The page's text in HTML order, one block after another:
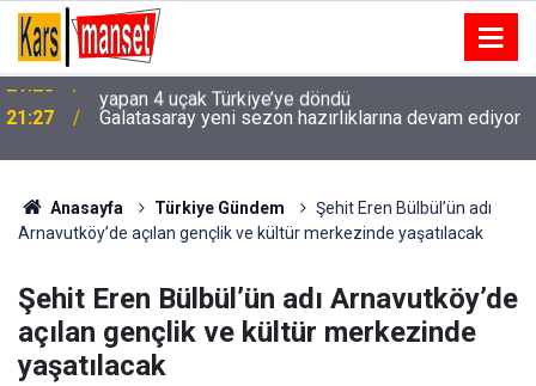
21:27 Galatasaray yeni sezon hazırlıklarına devam ediyor
Anasayfa Türkiye Gündem
Şehit Eren Bülbül’ün adı
Arnavutköy’de açılan gençlik ve kültür merkezinde yaşatılacak
Şehit Eren Bülbül’ün adı Arnavutköy’de
açılan gençlik ve kültür merkezinde
yaşatılacak